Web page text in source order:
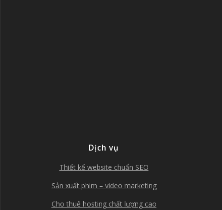
Dịch vụ
Thiết kế website chuẩn SEO
Sản xuất phim – video marketing
Cho thuê hosting chất lượng cao